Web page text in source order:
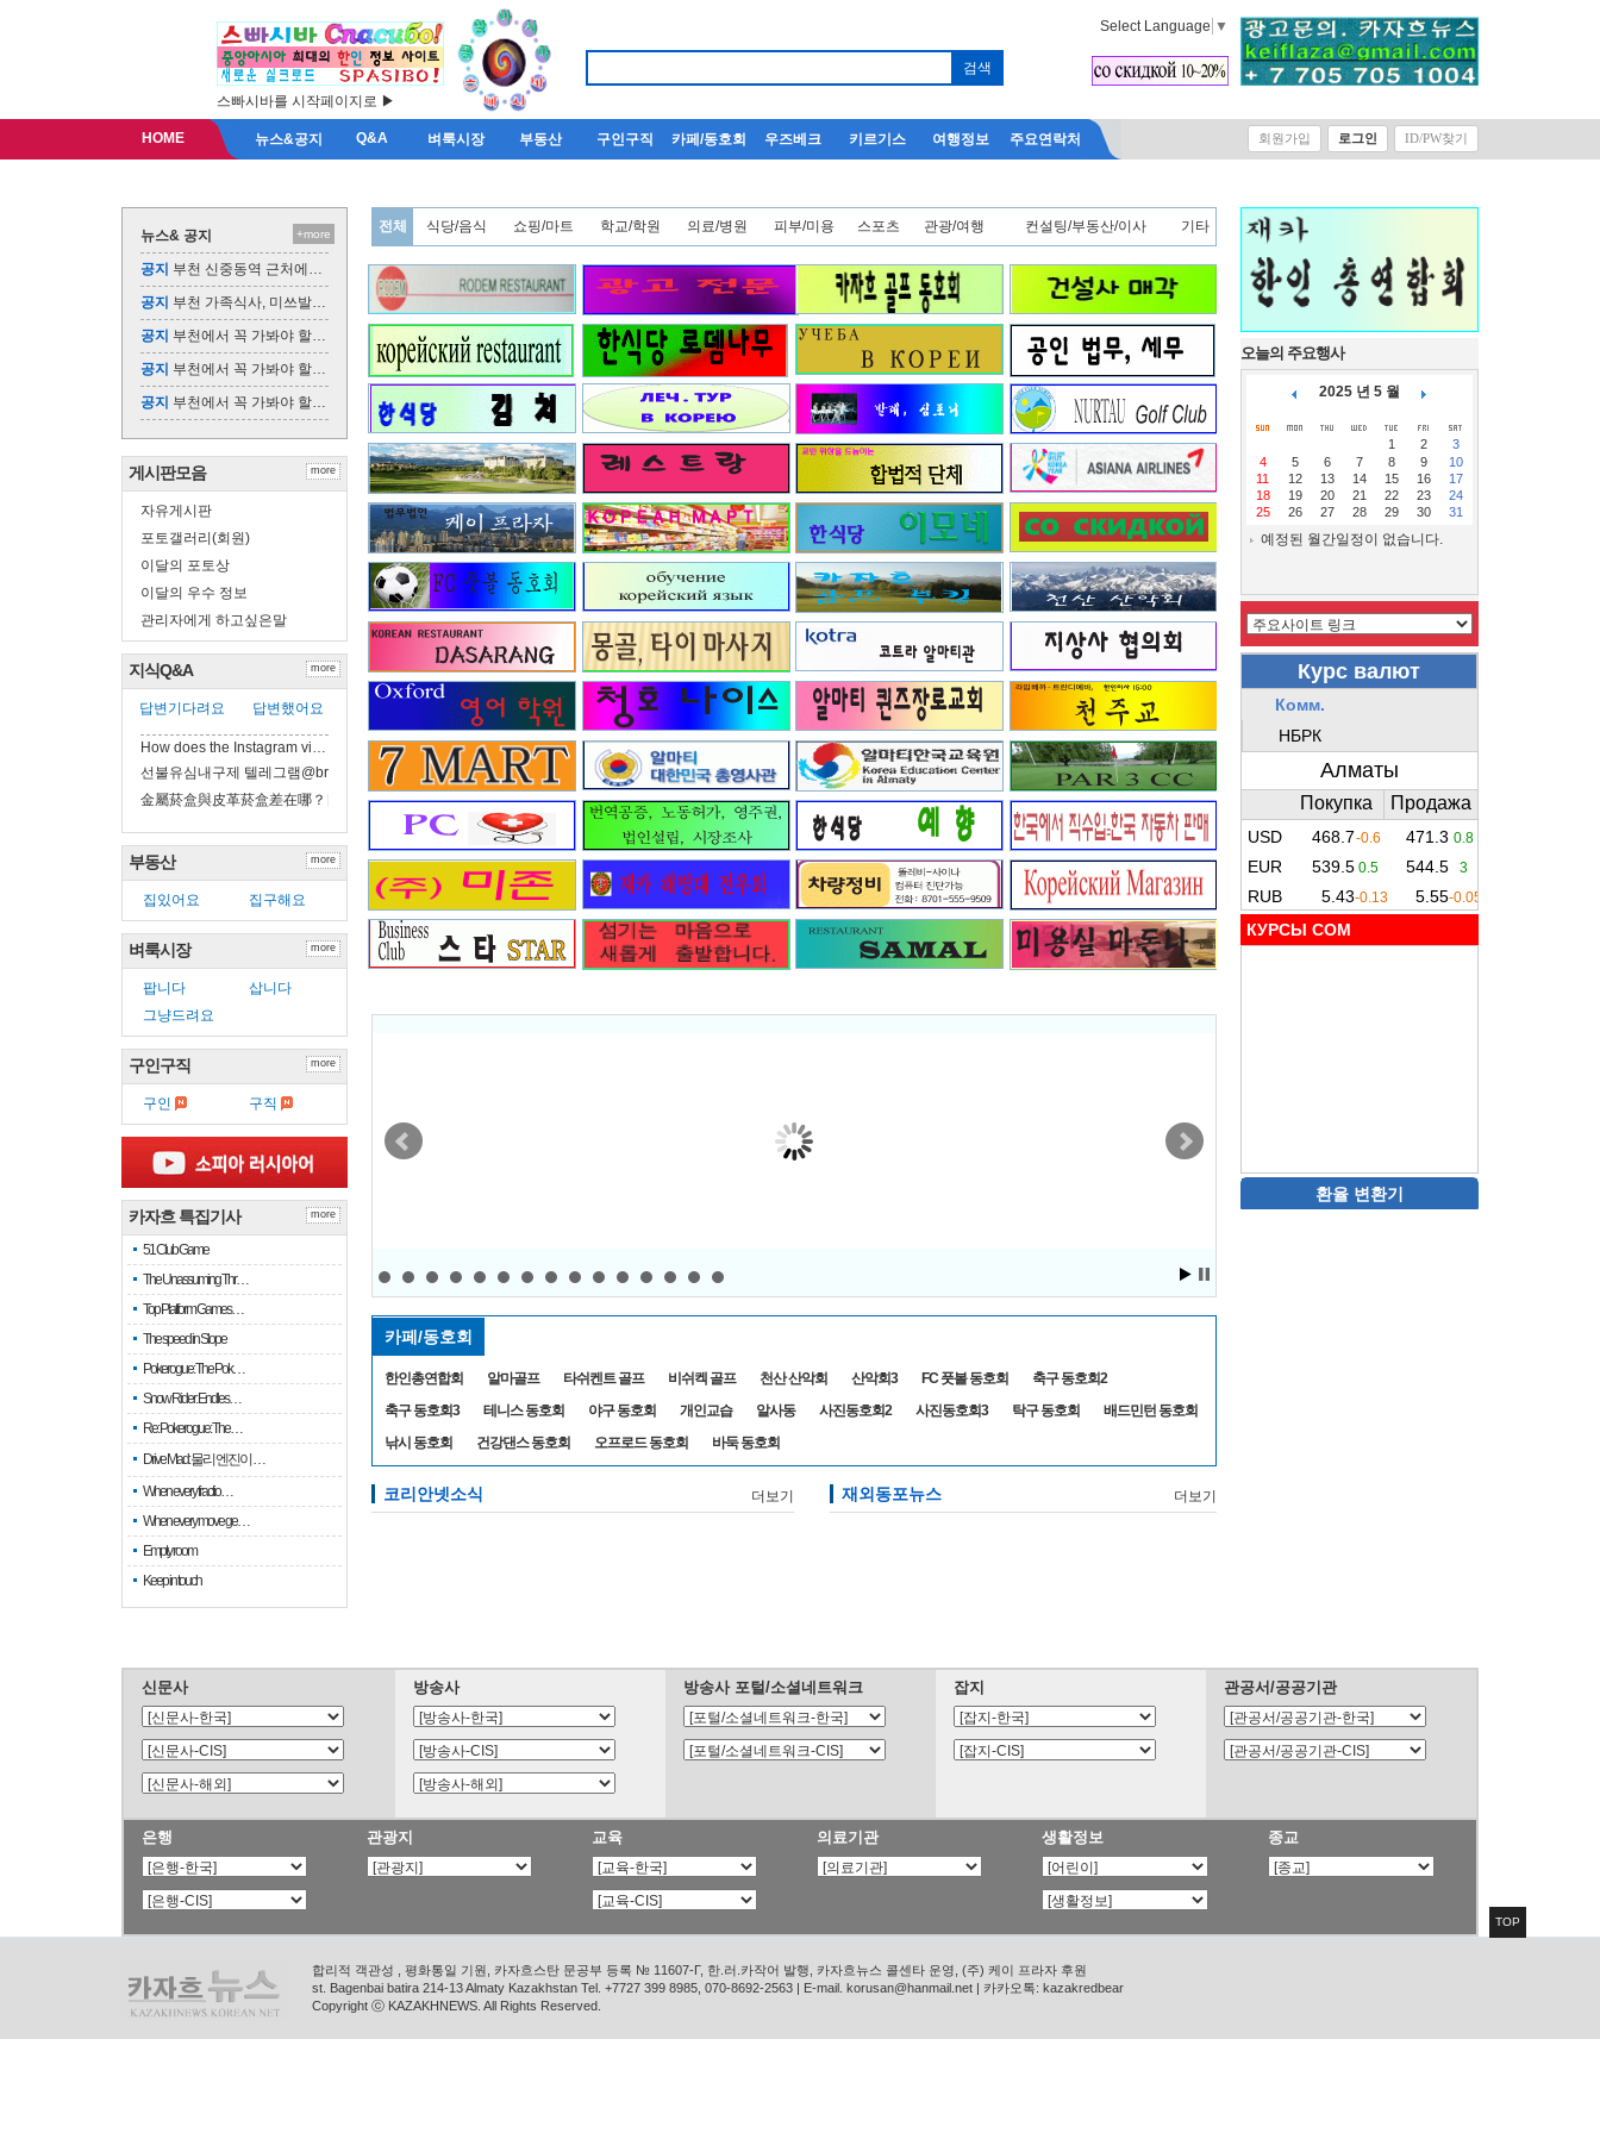
스빠시바를 시작페이지로 ▶
Select Language ▼
HOME 뉴스&공지 Q&A 벼룩시장 부동산 구인구직 카페/동호회 우즈베크 키르기스 여행정보 주요연락처 회원가입 로그인 ID/PW찾기
뉴스& 공지
공지 부천 신중동역 근처에서 즐길 수 있는 맛집, …
공지 부천 가족식사, 미쓰발랑코에서 특별한 외식을 …
공지 부천에서 꼭 가봐야 할 맛집, 미쓰발랑코
공지 부천에서 꼭 가봐야 할 점심 맛집, 미쓰발랑코
공지 부천에서 꼭 가봐야 할 한식 맛집, 미쓰발랑코
+more
게시판모음
자유게시판
포토갤러리(회원)
이달의 포토상
이달의 우수 정보
관리자에게 하고싶은말
more
지식Q&A
답변기다려요 답변했어요
How does the Instagram vi…
선불유심내구제 텔레그램@brrsim_7 선불유…
金屬菸盒與皮革菸盒差在哪？日常攜帶實比
more
부동산
집있어요 집구해요
more
벼룩시장
팝니다
삽니다
그냥드려요
more
구인구직
구인 구직
more
카자흐 특집기사
51 Club Game
The Unassuming Thr…
Top Platform Games…
The speed in Slope
Pokerogue: The Pok…
Snow Rider: Endles…
Re: Pokerogue: The…
Drive Mad: 물리 엔진이 …
When every fractio…
When every move ge…
Empty room
Keep in touch
more
전체 식당/음식 쇼핑/마트 학교/학원 의료/병원 피부/미용 스포츠 관광/여행 컨설팅/부동산/이사 기타
3.1절 기념식
카페/동호회
한인총연합회 알마골프 타쉬켄트 골프 비쉬켁 골프 천산 산악회 산악회3 FC 풋볼 동호회
축구 동호회2
축구 동호회3
테니스 동호회 야구 동호회 개인교습 알사동 사진동호회2 사진동호회3 탁구 동호회
배드민턴 동호회
낚시 동호회
건강댄스 동호회 오프로드 동호회 바둑 동호회
코리안넷소식 더보기 재외동포뉴스 더보기
오늘의 주요행사
2025 년 5 월
1 2
3
4
5 6 7 8 9
10
11
12 13 14 15 16
17
18
19 20 21 22 23
24
25
26 27 28 29 30 31
예정된 월간일정이 없습니다.
КУРСЫ COM
환율 변환기
신문사 방송사 방송사 포털/소셜네트워크 잡지 관공서/공공기관
은행 관광지 교육 의료기관 생활정보 종교
합리적 객관성 , 평화통일 기원, 카자흐스탄 문공부 등록 № 11607-Г, 한.러.카작어 발행, 카자흐뉴스 콜센타 운영, (주) 케이 프라자 후원
st. Bagenbai batira 214-13 Almaty Kazakhstan Tel. +7727 399 8985, 070-8692-2563 | E-mail. korusan@hanmail.net | 카카오톡: kazakredbear
Copyright ⓒ KAZAKHNEWS. All Rights Reserved.
TOP